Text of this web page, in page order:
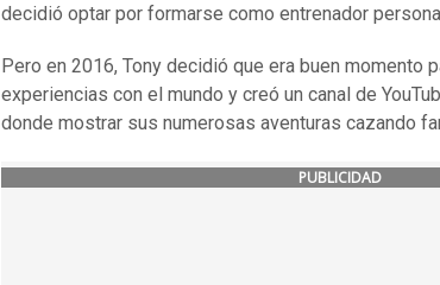
decidió optar por formarse como entrenador
Pero en 2016, Tony decidió que era buen momento
experiencias con el mundo y creó un canal de
donde mostrar sus numerosas aventuras cazando
PUBLICIDAD